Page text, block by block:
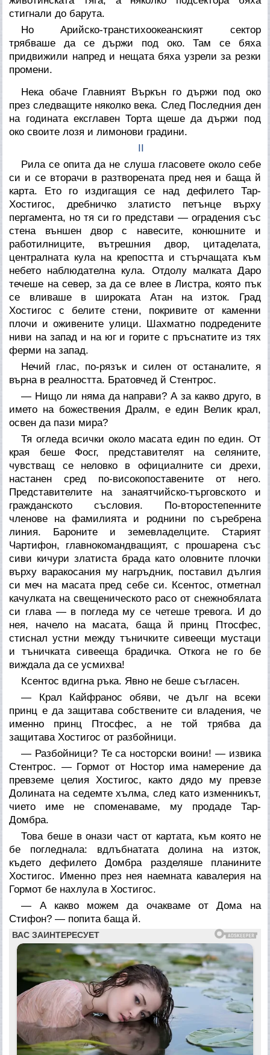
стигнали до барута.
Но Арийско-транстихоокеанският сектор
трябваше да се държи под око. Там се бяха
придвижили напред и нещата бяха узрели за резки
промени.
Нека обаче Главният Въркън го държи под око
през следващите няколко века. След Последния ден
на годината ексглавен Торта щеше да държи под
око своите лозя и лимонови градини.
II
Рила се опита да не слуша гласовете около себе
си и се вторачи в разтворената пред нея и баща й
карта. Ето го издигащия се над дефилето Тар-
Хостигос, дребничко златисто петънце върху
пергамента, но тя си го представи — оградения със
стена външен двор с навесите, конюшните и
работилниците, вътрешния двор, цитаделата,
централната кула на крепостта и стърчащата към
небето наблюдателна кула. Отдолу малката Даро
течеше на север, за да се влее в Листра, която пък
се вливаше в широката Атан на изток. Град
Хостигос с белите стени, покривите от каменни
плочи и оживените улици. Шахматно подредените
ниви на запад и на юг и горите с пръснатите из тях
ферми на запад.
Нечий глас, по-рязък и силен от останалите, я
върна в реалността. Братовчед й Стентрос.
— Нищо ли няма да направи? А за какво друго, в
името на божествения Дралм, е един Велик крал,
освен да пази мира?
Тя огледа всички около масата един по един. От
края беше Фосг, представителят на селяните,
чувстващ се неловко в официалните си дрехи,
настанен сред по-високопоставените от него.
Представителите на занаятчийско-търговското и
гражданското съсловия. По-второстепенните
членове на фамилията и роднини по съребрена
линия. Бароните и земевладелците. Старият
Чартифон, главнокомандващият, с прошарена със
сиви кичури златиста брада като оловните плочки
върху варакосания му нагръдник, поставил дългия
си меч на масата пред себе си. Ксентос, отметнал
качулката на свещеническото расо от снежнобялата
си глава — в погледа му се четеше тревога. И до
нея, начело на масата, баща й принц Птосфес,
стиснал устни между тъничките сивеещи мустаци
и тъничката сивееща брадичка. Откога не го бе
виждала да се усмихва!
Ксентос вдигна ръка. Явно не беше съгласен.
— Крал Кайфранос обяви, че дълг на всеки
принц е да защитава собствените си владения, че
именно принц Птосфес, а не той трябва да
защитава Хостигос от разбойници.
— Разбойници? Те са носторски воини! — извика
Стентрос. — Гормот от Ностор има намерение да
превземе целия Хостигос, както дядо му превзе
Долината на седемте хълма, след като изменникът,
чието име не споменаваме, му продаде Тар-
Домбра.
Това беше в онази част от картата, към която не
бе погледнала: вдлъбнатата долина на изток,
където дефилето Домбра разделяше планините
Хостигос. Именно през нея наемната кавалерия на
Гормот бе нахлула в Хостигос.
— А какво можем да очакваме от Дома на
Стифон? — попита баща й.